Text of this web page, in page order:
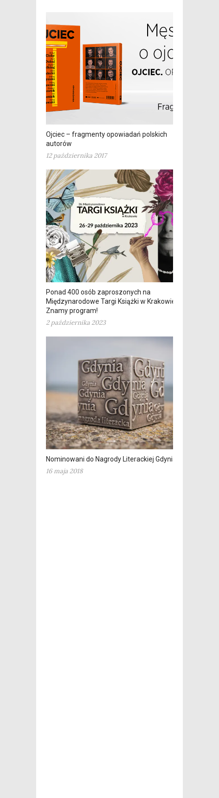
Ojciec – fragmenty opowiadań polskich
autorów
12 października 2017
Ponad 400 osób zaproszonych na
Międzynarodowe Targi Książki w Krakowie.
Znamy program!
2 października 2023
Nominowani do Nagrody Literackiej Gdynia
16 maja 2018